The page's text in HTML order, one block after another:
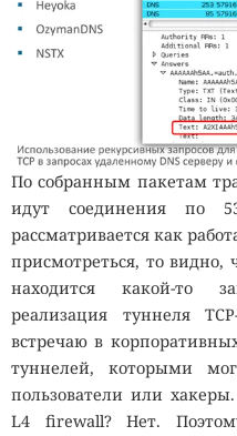
По собранным пакетам
идут соединения по
рассматривается как
присмотреться, то видно,
находится какой-то
реализация туннеля
встречаю в
туннелей, которыми
пользователи или
L4 firewall? Нет.